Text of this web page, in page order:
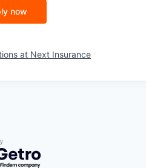
now
at Next Insurance
by Getro.com